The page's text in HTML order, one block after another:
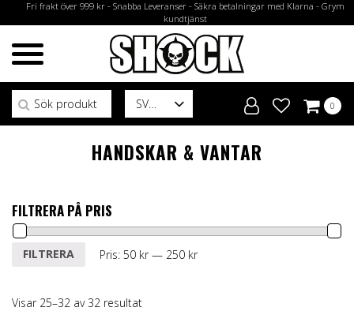
Fri frakt över 999 kr - Snabba Leveranser - Säkra betalningar med Klarna - Grym
kundtjänst
SV
Sök efter:
0
HANDSKAR & VANTAR
FILTRERA PÅ PRIS
Min
MaxFILTRERA Pris: 50 kr— 250 kr
Visar 25–32 av 32 resultatSortera